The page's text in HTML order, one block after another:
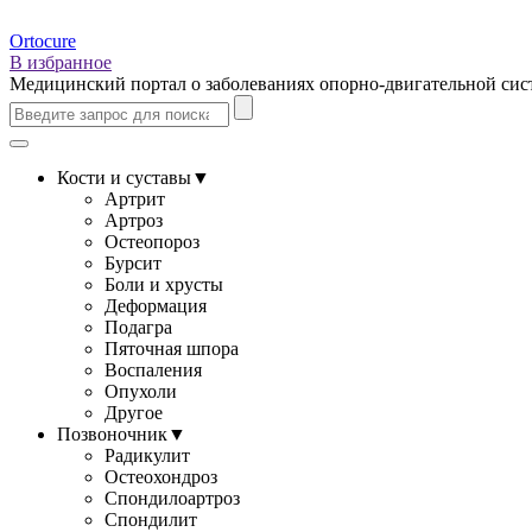
Ortocure
В избранное
Медицинский портал о заболеваниях опорно-двигательной
Кости и суставы▼
Артрит
Артроз
Остеопороз
Бурсит
Боли и хрусты
Деформация
Подагра
Пяточная шпора
Воспаления
Опухоли
Другое
Позвоночник▼
Радикулит
Остеохондроз
Спондилоартроз
Спондилит